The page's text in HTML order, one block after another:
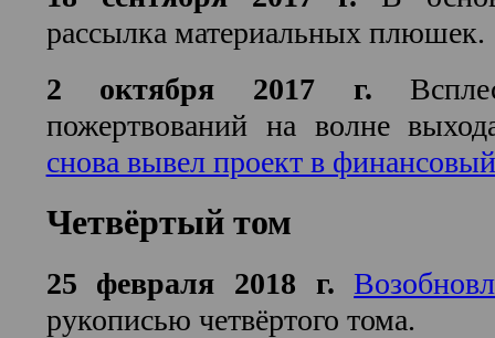
рассылка материальных плюшек.
2 октября 2017 г.
пожертвований на волне
снова вывел проект в
Четвёртый том
25 февраля 2018 г.
рукописью четвёртого тома.